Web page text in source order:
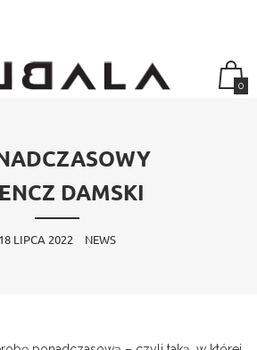
0
DAMSKI
18 LIPCA 2022 NEWS